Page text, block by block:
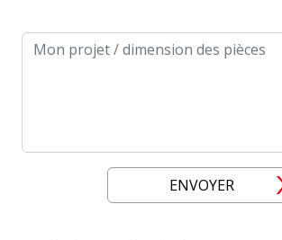
Message
ENVOYER